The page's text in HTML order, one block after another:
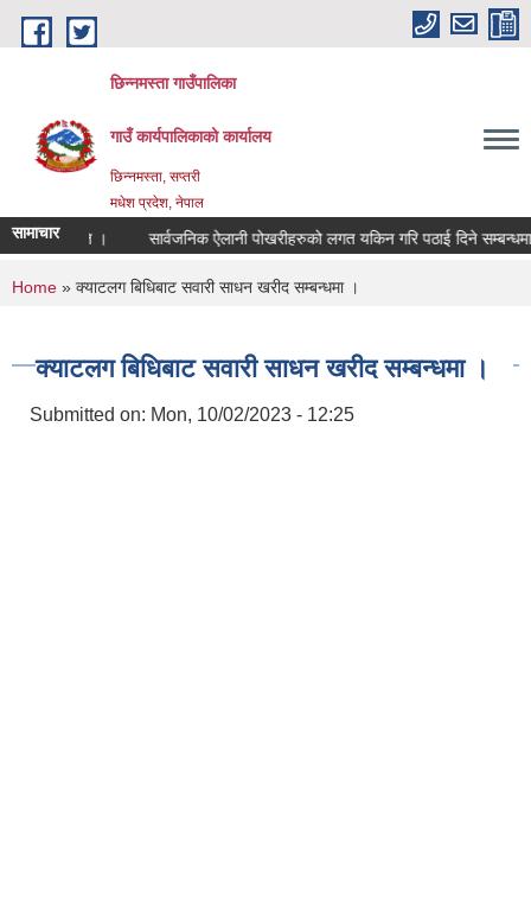
Skip to main content
छिन्नमस्ता गाउँपालिका
गाउँ कार्यपालिकाको कार्यालय
छिन्नमस्ता, सप्तरी
मधेश प्रदेश, नेपाल
सामाचार
प्रेस बिज्ञपति । सार्वजनिक ऐलानी पोखरीहरुको लगत यकिन गरि पठाई दिने सम्बन्धमा |
You are here
Home » क्याटलग बिधिबाट सवारी साधन खरीद सम्बन्धमा ।
क्याटलग बिधिबाट सवारी साधन खरीद सम्बन्धमा ।
Submitted on: Mon, 10/02/2023 - 12:25